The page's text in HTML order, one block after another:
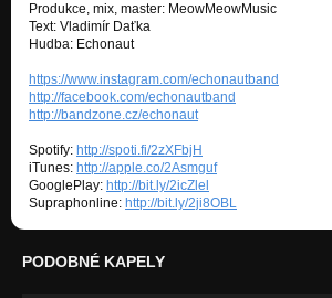
Produkce, mix, master: MeowMeowMusic
Text: Vladimír Daťka
Hudba: Echonaut
https://www.instagram.com/echonautband
http://facebook.com/echonautband
http://bandzone.cz/echonaut
Spotify: http://spoti.fi/2zXFbjH
iTunes: http://apple.co/2Asmguf
GooglePlay: http://bit.ly/2icZlel
Supraphonline: http://bit.ly/2ji8OBL
PODOBNÉ KAPELY